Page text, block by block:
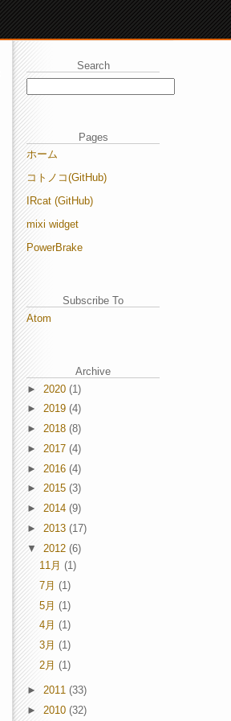
Search
Pages
ホーム
コトノコ(GitHub)
IRcat (GitHub)
mixi widget
PowerBrake
Subscribe To
Atom
Archive
► 2020 (1)
► 2019 (4)
► 2018 (8)
► 2017 (4)
► 2016 (4)
► 2015 (3)
► 2014 (9)
► 2013 (17)
▼ 2012 (6)
11月 (1)
7月 (1)
5月 (1)
4月 (1)
3月 (1)
2月 (1)
► 2011 (33)
► 2010 (32)